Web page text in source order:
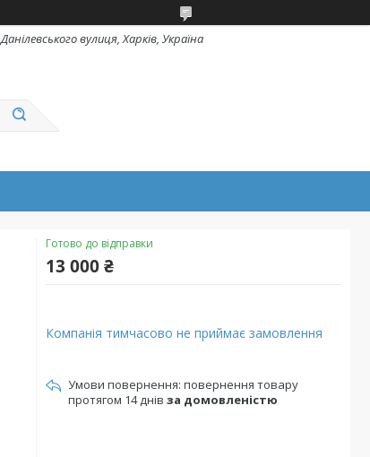
Данілевського вулиця, Харків, Україна
Готово до відправки
13 000 ₴
Компанія тимчасово не приймає замовлення
повернення товару
протягом 14 днів за домовленістю